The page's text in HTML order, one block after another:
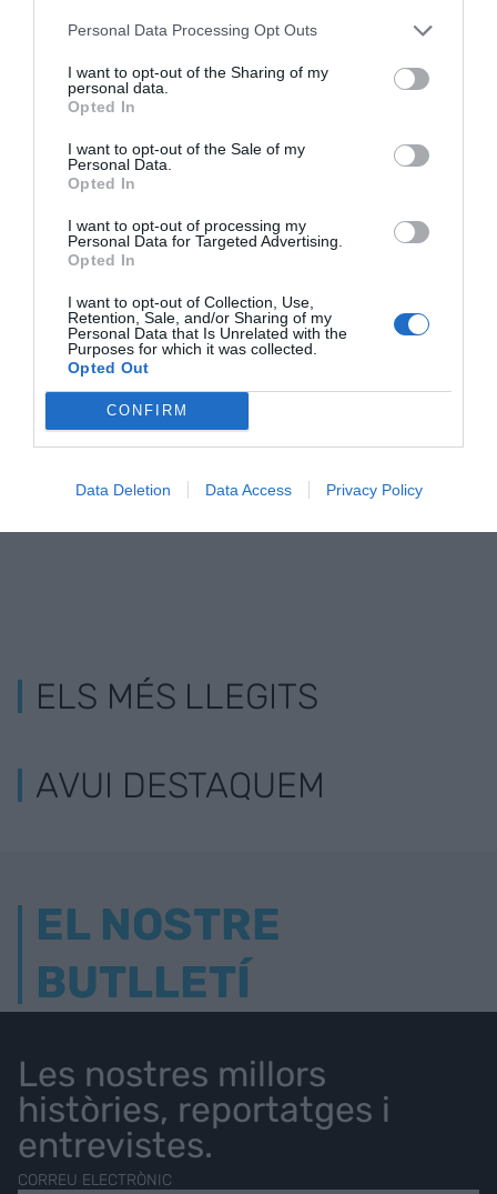
Personal Data Processing Opt Outs
I want to opt-out of the Sharing of my
personal data.
Opted In
I want to opt-out of the Sale of my
Personal Data.
Opted In
I want to opt-out of processing my
Personal Data for Targeted Advertising.
Opted In
I want to opt-out of Collection, Use,
Retention, Sale, and/or Sharing of my
Personal Data that Is Unrelated with the
Purposes for which it was collected.
Opted Out
CONFIRM
Data Deletion Data Access Privacy Policy
RELACIONADES
Foment del Treball
demana que no es
faci definitiu
l'impost a les
energètiques
Brussel·les porta
Espanya al TJUE
notificat l'impost
mínim del 15% a les
multinacionals
Impost
emissions
consulta la
de
ELS MÉS LLEGITS
AVUI DESTAQUEM
EL NOSTRE
BUTLLETÍ
Les nostres millors
històries, reportatges i
entrevistes.
CORREU ELECTRÒNIC